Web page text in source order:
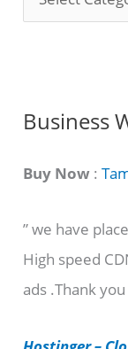
o
C
t
g
o
r
Business
Buy Now :
” we have
High speed
ads .Thank